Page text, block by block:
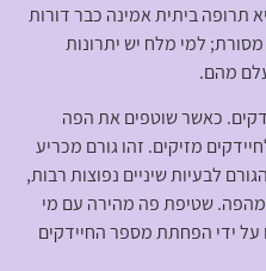
ביתית אמינה כבר דורות
למי מלח יש יתרונות
מהם.
כאשר שוטפים את הפה
מזיקים. זהו גורם מכריע
לבעיות שיניים נפוצות רבות,
מהפה. שטיפת פה מהירה עם מי
על ידי הפחתת מספר החיידקים